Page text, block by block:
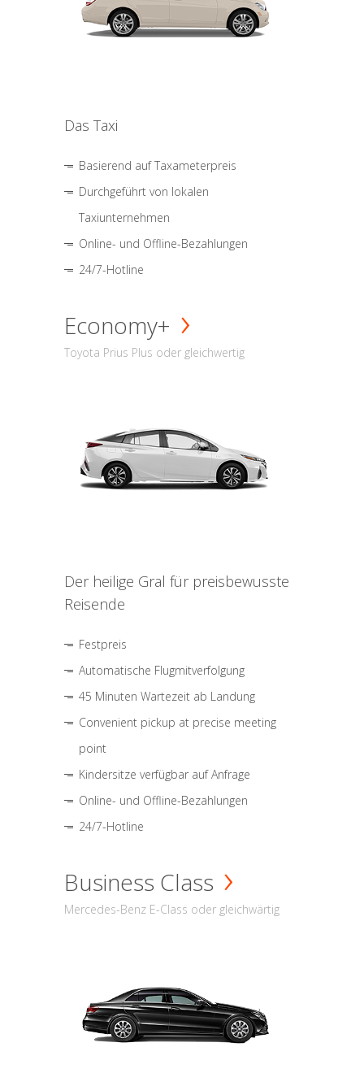
Das Taxi
Basierend auf Taxameterpreis
Durchgeführt von lokalen
Taxiunternehmen
Online- und Offline-Bezahlungen
24/7-Hotline
Economy+
Toyota Prius Plus oder gleichwertig
Der heilige Gral für preisbewusste
Reisende
Festpreis
Automatische Flugmitverfolgung
45 Minuten Wartezeit ab Landung
Convenient pickup at precise meeting
point
Kindersitze verfügbar auf Anfrage
Online- und Offline-Bezahlungen
24/7-Hotline
Business Class
Mercedes-Benz E-Class oder gleichwärtig